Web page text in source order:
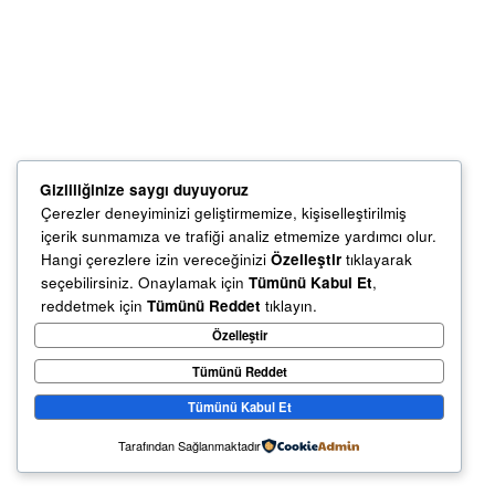
Gizliliğinize saygı duyuyoruz
Çerezler deneyiminizi geliştirmemize, kişiselleştirilmiş
içerik sunmamıza ve trafiği analiz etmemize yardımcı olur.
Hangi çerezlere izin vereceğinizi Özelleştir tıklayarak
seçebilirsiniz. Onaylamak için Tümünü Kabul Et,
reddetmek için Tümünü Reddet tıklayın.
Özelleştir
Tümünü Reddet
Tümünü Kabul Et
Tarafından Sağlanmaktadır